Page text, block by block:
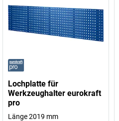
Lochplatte für
Werkzeughalter eurokraft
pro
Länge 2019 mm